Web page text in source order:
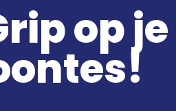
op je